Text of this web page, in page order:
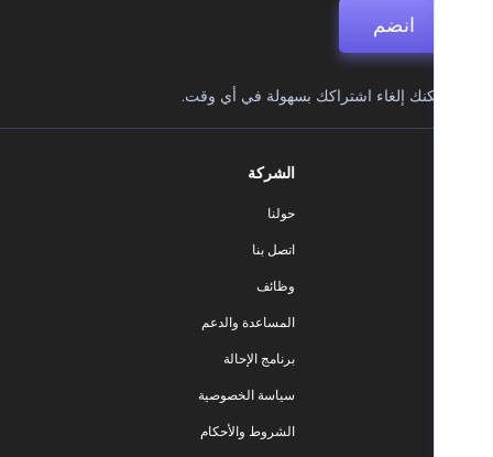
إلغاء اشتراكك بسهولة في أي وقت.
المساعدة والدعم
برنامج الإحالة
سياسة الخصوصية
الشروط والأحكام